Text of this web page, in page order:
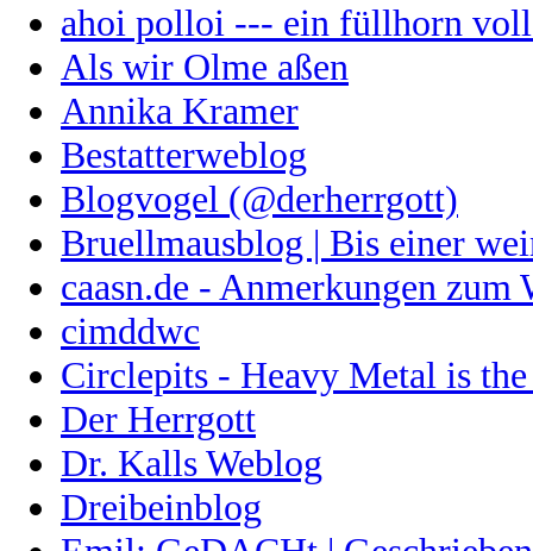
ahoi polloi --- ein füllhorn
Als wir Olme aßen
Annika Kramer
Bestatterweblog
Blogvogel (@derherrgott)
Bruellmausblog | Bis einer
caasn.de - Anmerkungen zum
cimddwc
Circlepits - Heavy Metal is
Der Herrgott
Dr. Kalls Weblog
Dreibeinblog